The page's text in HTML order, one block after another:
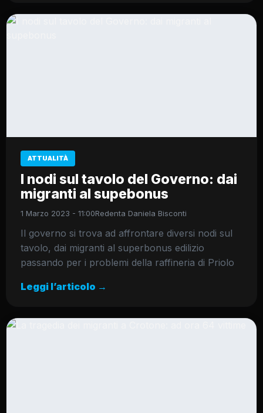
ATTUALITÀ
I nodi sul tavolo del Governo: dai
migranti al supebonus
1 Marzo 2023 - 11:00Redenta Daniela Bisconti
Il governo si trova ad affrontare diversi nodi sul
tavolo, dai migranti al superbonus edilizio
passando per i problemi della raffineria di Priolo
Leggi l’articolo →